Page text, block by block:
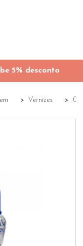
5% desconto
Vernizes